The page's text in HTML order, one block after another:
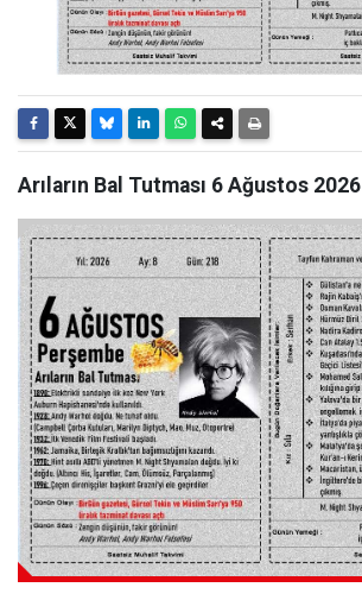
Arıların Bal Tutması 6 Ağustos 2026